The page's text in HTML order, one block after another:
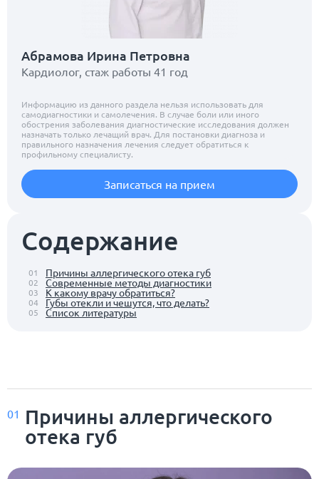
Содержание
01 Причины аллергического отека губ
02 Современные методы диагностики
03 К какому врачу обратиться?
04 Губы отекли и чешутся, что делать?
05 Список литературы
Абрамова Ирина Петровна
Кардиолог, стаж работы 41 год
Информацию из данного раздела нельзя использовать для
самодиагностики и самолечения. В случае боли или иного
обострения заболевания диагностические исследования должен
назначать только лечащий врач. Для постановки диагноза и
правильного назначения лечения следует обратиться к
профильному специалисту.
Записаться на прием
01 Причины аллергического
отека губ